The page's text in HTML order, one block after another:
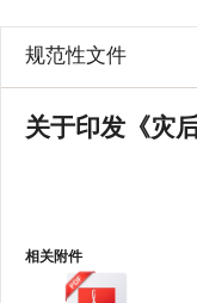
规范性文件
关于印发《灾
相关附件